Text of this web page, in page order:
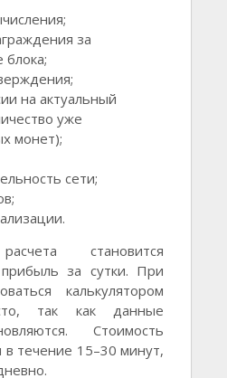
за
на актуальный
уже
монет);
сети;
становится
за сутки. При
калькулятором
так как данные
Стоимость
в течение 15–30 минут,